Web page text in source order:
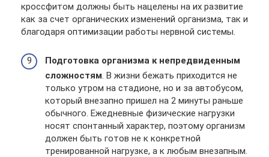
кроссфитом должны быть нацелены на их развитие
как за счет органических изменений организма, так и
благодаря оптимизации работы нервной системы.
Подготовка организма к непредвиденным
сложностям. В жизни бежать приходится не
только утром на стадионе, но и за автобусом,
который внезапно пришел на 2 минуты раньше
обычного. Ежедневные физические нагрузки
носят спонтанный характер, поэтому организм
должен быть готов не к конкретной
тренированной нагрузке, а к любым внезапным.